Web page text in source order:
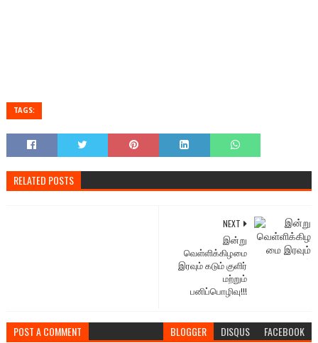
TAGS:
RELATED POSTS
NEXT
இன்று
வெள்ளிக்கிழமை
இரவும் கடும் குளிர்
மற்றும்
பனிப்பொழிவு!!!
POST A COMMENT BLOGGER DISQUS FACEBOOK